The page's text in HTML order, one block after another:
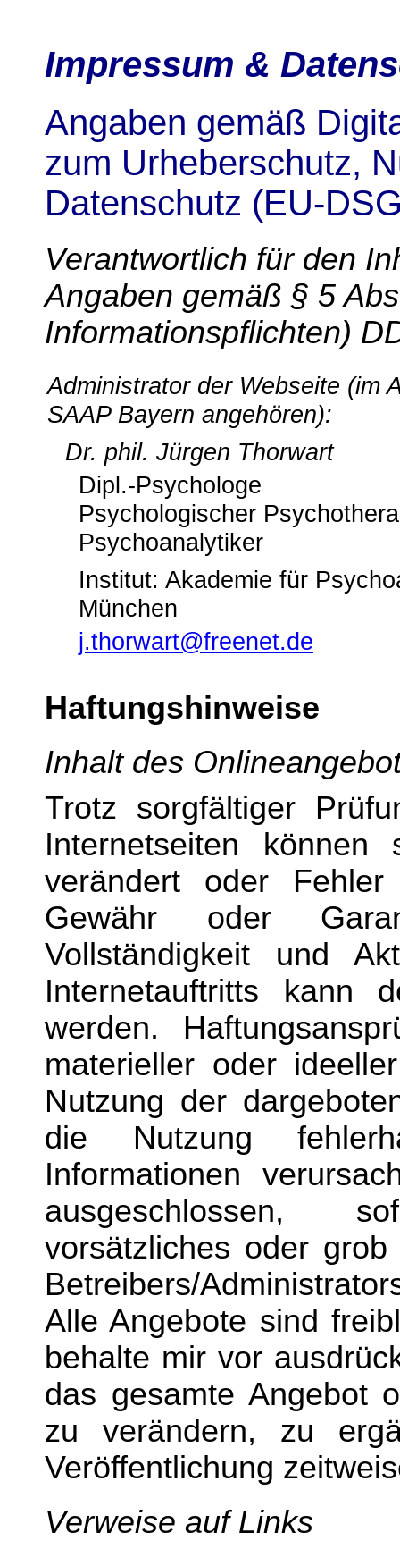
Impressum &
Angaben gemäß
zum Urheberschutz,
Datenschutz (EU-
Verantwortlich für den
Angaben gemäß § 5
Informationspflichten)
Administrator der Webseite (im
SAAP Bayern angehören):
Dr. phil. Jürgen Thorwart
Dipl.-Psychologe
Psychologischer
Psychoanalytiker
Institut: Akademie für
München
j.thorwart@freenet.de
Haftungshinweise
Inhalt des
Trotz sorgfältiger
Internetseiten können
verändert oder
Gewähr oder
Vollständigkeit und
Internetauftritts kann
werden.
materieller oder
Nutzung der
die Nutzung
Informationen
ausgeschlossen,
vorsätzliches oder
Betreibers/
Alle Angebote sind
behalte mir vor
das gesamte Angebot
zu verändern, zu
Veröffentlichung
Verweise auf Links